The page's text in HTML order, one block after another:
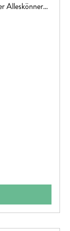
Alleskönner